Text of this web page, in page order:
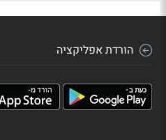
הורדת אפליקציה